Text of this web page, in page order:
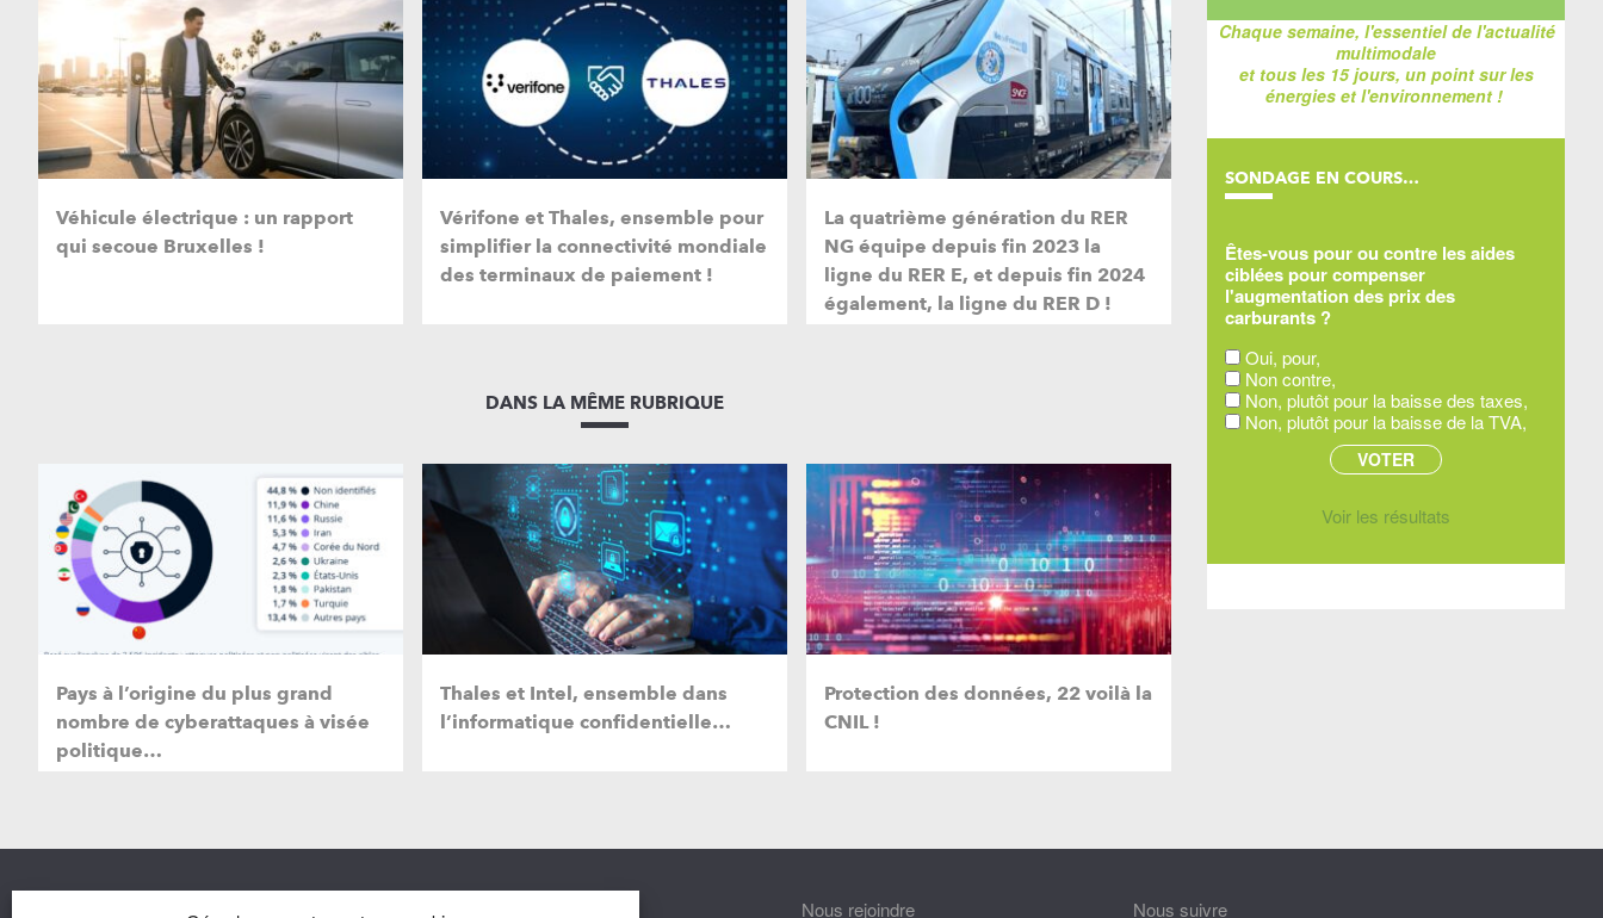
Véhicule électrique : un rapport
qui secoue Bruxelles !
Vérifone et Thales, ensemble pour
simplifier la connectivité mondiale
des terminaux de paiement !
La quatrième génération du RER
NG équipe depuis fin 2023 la
ligne du RER E, et depuis fin 2024
également, la ligne du RER D !
DANS LA MÊME RUBRIQUE
Pays à l’origine du plus grand
nombre de cyberattaques à visée
politique…
Thales et Intel, ensemble dans
l’informatique confidentielle…
Protection des données, 22 voilà la
CNIL !
Chaque semaine, l'essentiel de l'actualité
multimodale
et tous les 15 jours, un point sur les
énergies et l'environnement !
SONDAGE EN COURS…
Êtes-vous pour ou contre les aides
ciblées pour compenser
l'augmentation des prix des
carburants ?
Oui, pour,
Non contre,
Non, plutôt pour la baisse des taxes,
Non, plutôt pour la baisse de la TVA,
Voir les résultats
Nous rejoindre Nous suivre